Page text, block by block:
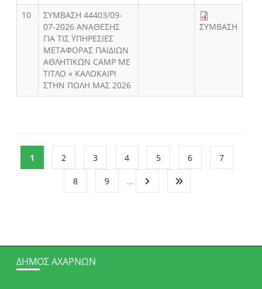
10
ΣΥΜΒΑΣΗ 44403/09-
07-2026 ΑΝΑΘΕΣΗΣ
ΓΙΑ ΤΙΣ ΥΠΗΡΕΣΙΕΣ
ΜΕΤΑΦΟΡΑΣ ΠΑΙΔΙΩΝ
ΑΘΛΗΤΙΚΩΝ CAMP ΜΕ
ΤΙΤΛΟ « ΚΑΛΟΚΑΙΡΙ
ΣΤΗΝ ΠΟΛΗ ΜΑΣ 2026
ΣΥΜΒΑΣΗ
1 2 3 4 5 6 7
8 9 …
ΔΉΜΟΣ ΑΧΑΡΝΏΝ